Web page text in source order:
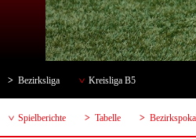
Bezirksliga Kreisliga B5
Spielberichte Tabelle